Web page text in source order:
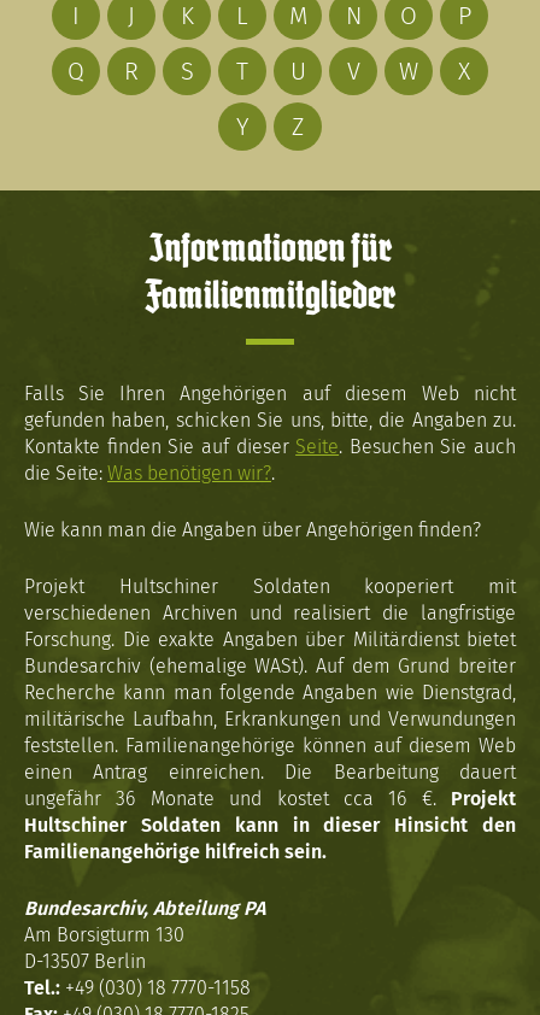
I
J K L M N O
P
Q
R S T U V W
X
Y
Z
Informationen für
Familienmitglieder
Falls Sie Ihren Angehörigen auf diesem Web nicht
gefunden haben, schicken Sie uns, bitte, die Angaben zu.
Kontakte finden Sie auf dieser Seite. Besuchen Sie auch
die Seite: Was benötigen wir?.
Wie kann man die Angaben über Angehörigen finden?
Projekt Hultschiner Soldaten kooperiert mit
verschiedenen Archiven und realisiert die langfristige
Forschung. Die exakte Angaben über Militärdienst bietet
Bundesarchiv (ehemalige WASt). Auf dem Grund breiter
Recherche kann man folgende Angaben wie Dienstgrad,
militärische Laufbahn, Erkrankungen und Verwundungen
feststellen. Familienangehörige können auf diesem Web
einen Antrag einreichen. Die Bearbeitung dauert
ungefähr 36 Monate und kostet cca 16 €. Projekt
Hultschiner Soldaten kann in dieser Hinsicht den
Familienangehörige hilfreich sein.
Bundesarchiv, Abteilung PA
Am Borsigturm 130
D-13507 Berlin
Tel.: +49 (030) 18 7770-1158